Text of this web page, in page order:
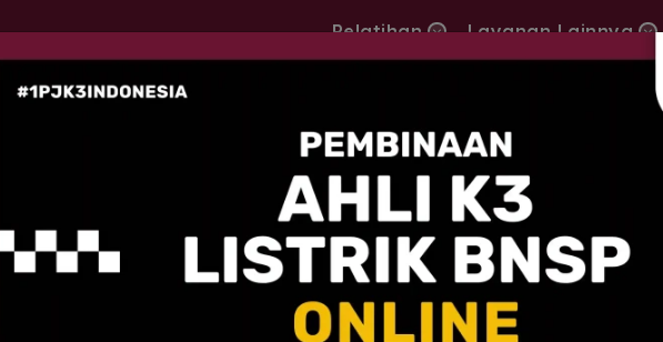
Pelatihan Layanan Lainnya
Seperti Apa Penerapan SMK3 Pada Proyek Konstruksi